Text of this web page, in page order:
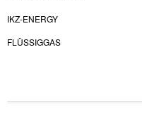
IKZ-ENERGY
FLÜSSIGGAS